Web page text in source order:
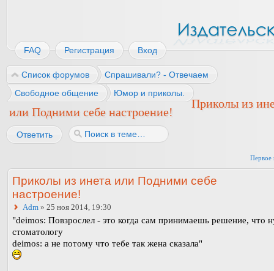
FAQ Регистрация Вход
Список форумов
Спрашивали? - Отвечаем
Свободное общение
Юмор и приколы.
Приколы из
или Подними себе настроение!
Ответить
Первое
Приколы из инета или Подними себе
настроение!
Adm » 25 ноя 2014, 19:30
"deimos: Повзрослел - это когда сам принимаешь решение, что
стоматологу
deimos: а не потому что тебе так жена сказала"